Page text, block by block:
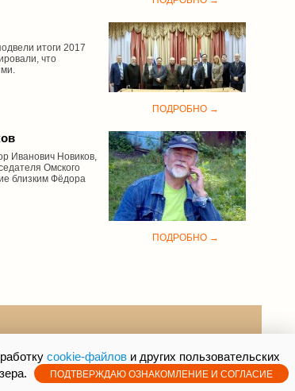
итоги 2017
что
ПОДРОБНО →
Иванович Новиков,
Омского
близким Фёдора
ПОДРОБНО →
cookie-файлови других пользовательских
ПОДТВЕРЖДАЮ ОЗНАКОМЛЕНИЕ И СОГЛАСИЕ